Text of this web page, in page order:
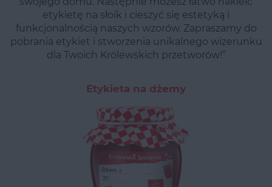
etykietę na słoik i cieszyć się estetyką i
funkcjonalnością naszych wzorów. Zapraszamy do
pobrania etykiet i stworzenia unikalnego wizerunku
dla Twoich Królewskich przetworów!”
Etykieta na dżemy